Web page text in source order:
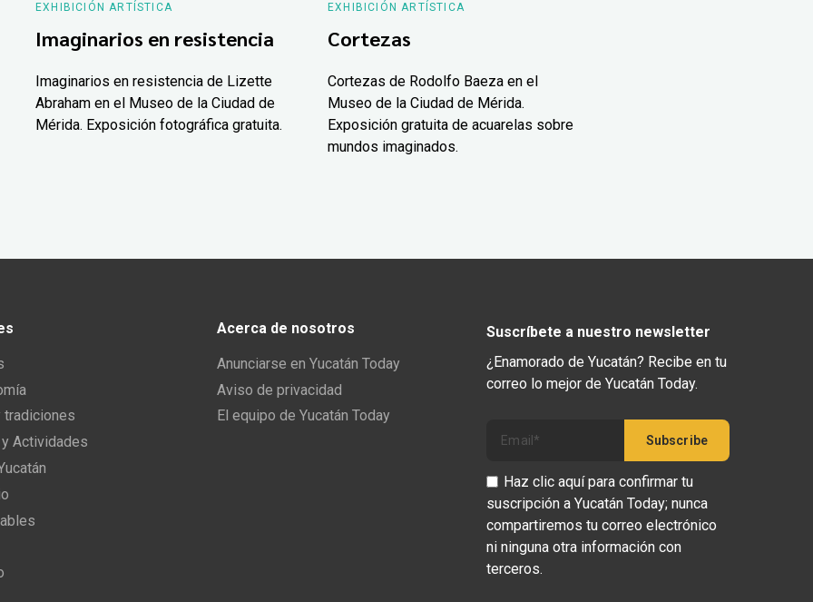
EXHIBICIÓN ARTÍSTICA
Imaginarios en resistencia
Imaginarios en resistencia de Lizette
Abraham en el Museo de la Ciudad de
Mérida. Exposición fotográfica gratuita.
EXHIBICIÓN ARTÍSTICA
Cortezas
Cortezas de Rodolfo Baeza en el
Museo de la Ciudad de Mérida.
Exposición gratuita de acuarelas sobre
mundos imaginados.
tradiciones
Actividades
Acerca de nosotros
Anunciarse en Yucatán Today
Aviso de privacidad
El equipo de Yucatán Today
Suscríbete a nuestro newsletter
¿Enamorado de Yucatán? Recibe en tu
correo lo mejor de Yucatán Today.
Haz clic aquí para confirmar tu
suscripción a Yucatán Today; nunca
compartiremos tu correo electrónico
ni ninguna otra información con
terceros.